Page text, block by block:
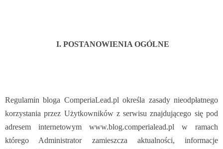
I. POSTANOWIENIA OGÓLNE
Regulamin bloga ComperiaLead.pl określa zasady nieodpłatnego
korzystania przez Użytkowników z serwisu znajdującego się pod
adresem internetowym www.blog.comperialead.pl w ramach
którego Administrator zamieszcza aktualności, informacje